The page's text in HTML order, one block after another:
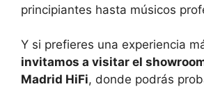
principiantes hasta músicos
Y si prefieres una experiencia
invitamos a visitar el
Madrid HiFi, donde podrás